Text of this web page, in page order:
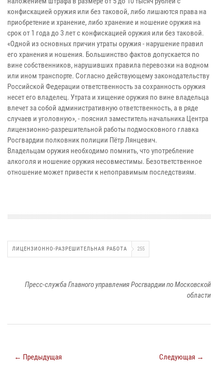
конфискацией оружия или без таковой, либо лишаются права на
приобретение и хранение, либо хранение и ношение оружия на
срок от 1 года до 3 лет с конфискацией оружия или без таковой.
«Одной из основных причин утраты оружия - нарушение правил
его хранения и ношения. Большинство фактов допускается по
вине собственников, нарушивших правила перевозки на водном
или ином транспорте. Согласно действующему законодательству
Российской Федерации ответственность за сохранность оружия
несет его владелец. Утрата и хищение оружия по вине владельца
влечет за собой административную ответственность, а в ряде
случаев и уголовную», - пояснил заместитель начальника Центра
лицензионно-разрешительной работы подмосковного главка
Росгвардии полковник полиции Пётр Лянцевич.
Владельцам оружия необходимо помнить, что употребление
алкоголя и ношение оружия несовместимы. Безответственное
отношение может привести к непоправимым последствиям.
ЛИЦЕНЗИОННО-РАЗРЕШИТЕЛЬНАЯ РАБОТА 255
Пресс-служба Главного управления Росгвардии по Московской
области
← Предыдущая Следующая →